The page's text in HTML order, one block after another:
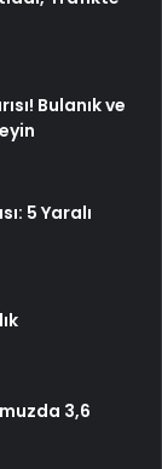
Bulanık ve
5 Yaralı
3,6